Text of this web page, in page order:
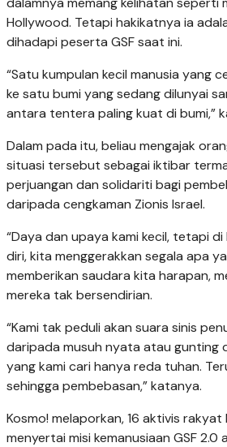
Hollywood. Tetapi hakikatnya ia
dihadapi peserta GSF saat ini.
“Satu kumpulan kecil manusia yang
ke satu bumi yang sedang dilunyai
antara tentera paling kuat di bumi,”
Dalam pada itu, beliau mengajak
situasi tersebut sebagai iktibar
perjuangan dan solidariti bagi
daripada cengkaman Zionis Israel.
“Daya dan upaya kami kecil, tetapi
diri, kita menggerakkan segala apa
memberikan saudara kita harapan,
mereka tak bersendirian.
“Kami tak peduli akan suara sinis
daripada musuh nyata atau gunting
yang kami cari hanya reda tuhan.
sehingga pembebasan,” katanya.
Kosmo! melaporkan, 16 aktivis
menyertai misi kemanusiaan GSF